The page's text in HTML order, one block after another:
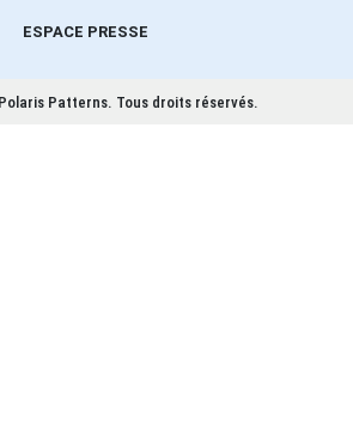
ESPACE PRESSE
Patterns. Tous droits réservés.